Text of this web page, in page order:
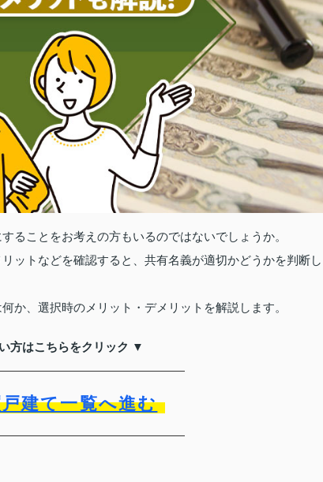
ることをお考えの方もいるのではないでしょうか。
ットなどを確認すると、共有名義が適切かどうかを判断し
か、選択時のメリット・デメリットを解説します。
方はこちらをクリック ▼
建て一覧へ進む